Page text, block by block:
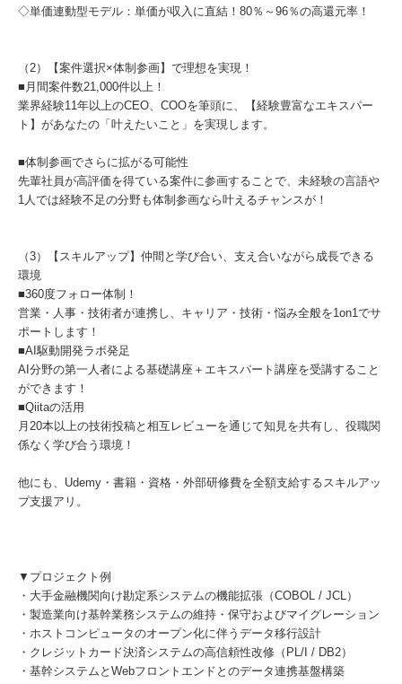
◇単価連動型モデル：単価が収入に直結！80％～96％の高還元率！
（2）【案件選択×体制参画】で理想を実現！
■月間案件数21,000件以上！
業界経験11年以上のCEO、COOを筆頭に、【経験豊富なエキスパー
ト】があなたの「叶えたいこと」を実現します。
■体制参画でさらに拡がる可能性
先輩社員が高評価を得ている案件に参画することで、未経験の言語や
1人では経験不足の分野も体制参画なら叶えるチャンスが！
（3）【スキルアップ】仲間と学び合い、支え合いながら成長できる
環境
■360度フォロー体制！
営業・人事・技術者が連携し、キャリア・技術・悩み全般を1on1でサ
ポートします！
■AI駆動開発ラボ発足
AI分野の第一人者による基礎講座＋エキスパート講座を受講すること
ができます！
■Qiitaの活用
月20本以上の技術投稿と相互レビューを通じて知見を共有し、役職関
係なく学び合う環境！
他にも、Udemy・書籍・資格・外部研修費を全額支給するスキルアッ
プ支援アリ。
▼プロジェクト例
・大手金融機関向け勘定系システムの機能拡張（COBOL / JCL）
・製造業向け基幹業務システムの維持・保守およびマイグレーション
・ホストコンピュータのオープン化に伴うデータ移行設計
・クレジットカード決済システムの高信頼性改修（PL/I / DB2）
・基幹システムとWebフロントエンドとのデータ連携基盤構築